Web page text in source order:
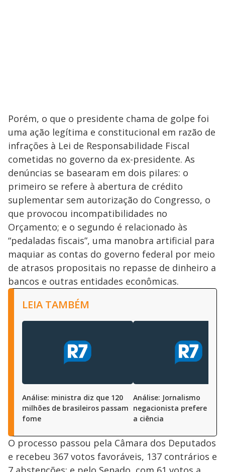
Porém, o que o presidente chama de golpe foi
uma ação legítima e constitucional em razão de
infrações à Lei de Responsabilidade Fiscal
cometidas no governo da ex-presidente. As
denúncias se basearam em dois pilares: o
primeiro se refere à abertura de crédito
suplementar sem autorização do Congresso, o
que provocou incompatibilidades no
Orçamento; e o segundo é relacionado às
“pedaladas fiscais”, uma manobra artificial para
maquiar as contas do governo federal por meio
de atrasos propositais no repasse de dinheiro a
bancos e outras entidades econômicas.
LEIA TAMBÉM
Análise: ministra diz que 120
milhões de brasileiros passam
fome
Análise: Jornalismo
negacionista prefere
a ciência
O processo passou pela Câmara dos Deputados
e recebeu 367 votos favoráveis, 137 contrários e